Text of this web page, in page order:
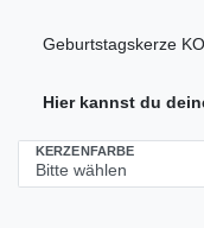
Geburtstagskerze
Hier kannst du
KERZENFARBE